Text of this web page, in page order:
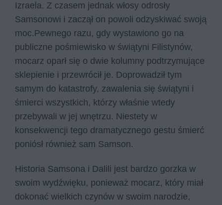
Izraela. Z czasem jednak włosy odrosły
Samsonowi i zaczął on powoli odzyskiwać swoją
moc.Pewnego razu, gdy wystawiono go na
publiczne pośmiewisko w świątyni Filistynów,
mocarz oparł się o dwie kolumny podtrzymujące
sklepienie i przewrócił je. Doprowadził tym
samym do katastrofy, zawalenia się świątyni i
śmierci wszystkich, którzy właśnie wtedy
przebywali w jej wnętrzu. Niestety w
konsekwencji tego dramatycznego gestu śmierć
poniósł również sam Samson.
Historia Samsona i Dalili jest bardzo gorzka w
swoim wydźwięku, ponieważ mocarz, który miał
dokonać wielkich czynów w swoim narodzie,